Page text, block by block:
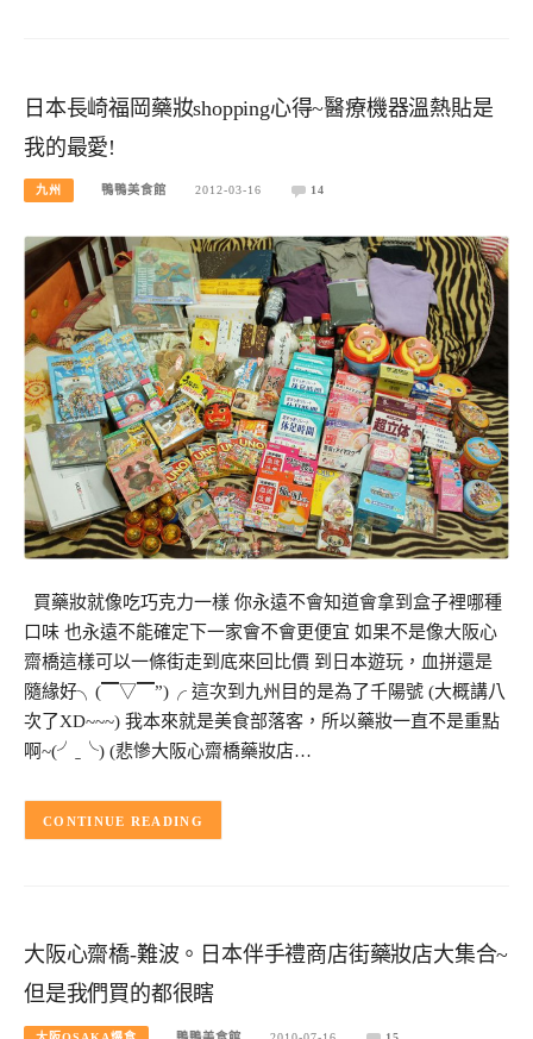
日本長崎福岡藥妝shopping心得~醫療機器溫熱貼是
我的最愛!
九州 鴨鴨美食館 2012-03-16 14
買藥妝就像吃巧克力一樣 你永遠不會知道會拿到盒子裡哪種
口味 也永遠不能確定下一家會不會更便宜 如果不是像大阪心
齋橋這樣可以一條街走到底來回比價 到日本遊玩，血拼還是
隨緣好╮(▔▽▔”)╭ 這次到九州目的是為了千陽號 (大概講八
次了XD~~~) 我本來就是美食部落客，所以藥妝一直不是重點
啊~(╯ˍ╰) (悲慘大阪心齋橋藥妝店…
CONTINUE READING
大阪心齋橋-難波。日本伴手禮商店街藥妝店大集合~
但是我們買的都很瞎